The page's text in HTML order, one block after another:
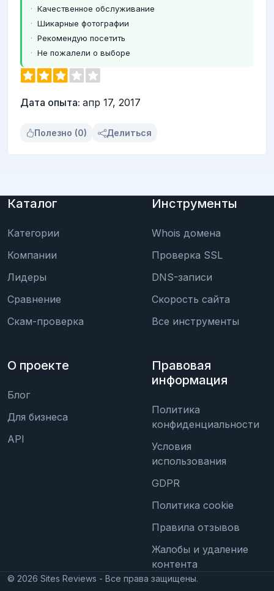
Качественное обслуживание
Шикарные фотографии
Рекомендую посетить
Не пожалели о выборе
Дата опыта: апр 17, 2017
Полезно (0) Делиться
Каталог
Категории
Компании
Лидеры
Сравнение
Скам-проверка
Инструменты
Whois домена
Проверка SSL
DNS-записи
Скорость сайта
Все инструменты
О проекте
Блог
Для бизнеса
API
Правовая
информация
Политика
конфиденциальности
Условия
использования
GDPR
Политика cookie
Правила отзывов
Жалобы и удаление
контента
© 2026 Sites Reviews - Все права защищены.